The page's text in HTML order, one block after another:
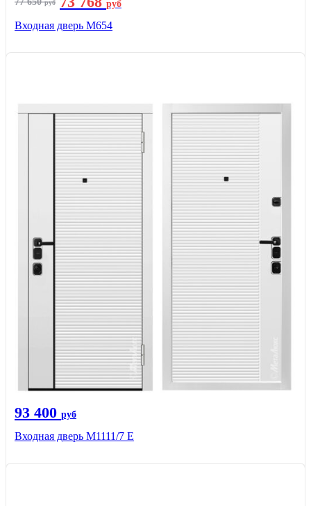
руб руб
Входная дверь М654
93 400 руб
Входная дверь М1111/7 Е